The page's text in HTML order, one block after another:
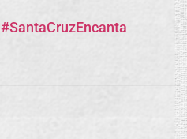
#SantaCruzEncanta